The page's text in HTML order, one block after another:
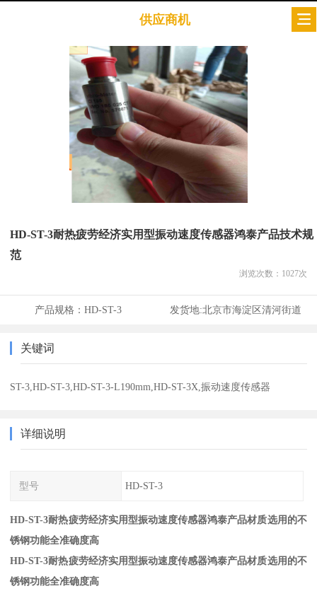
供应商机
HD-ST-3耐热疲劳经济实用型振动速度传感器鸿泰产品技术规
范
浏览次数： 1027次
产品规格：HD-ST-3 发货地:北京市海淀区清河街道
关键词
ST-3,HD-ST-3,HD-ST-3-L190mm,HD-ST-3X,振动速度传感器
详细说明
型号 HD-ST-3
HD-ST-3耐热疲劳经济实用型振动速度传感器鸿泰产品材质选用的不
锈钢功能全准确度高
HD-ST-3耐热疲劳经济实用型振动速度传感器鸿泰产品材质选用的不
锈钢功能全准确度高